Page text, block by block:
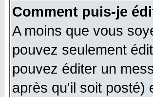
Comment puis-je
A moins que vous
pouvez seulement
pouvez éditer un
après qu'il soit posté)